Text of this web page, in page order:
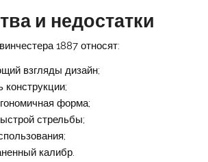
и недостатки
1887 относят:
взгляды дизайн;
конструкции;
форма;
стрельбы;
калибр.